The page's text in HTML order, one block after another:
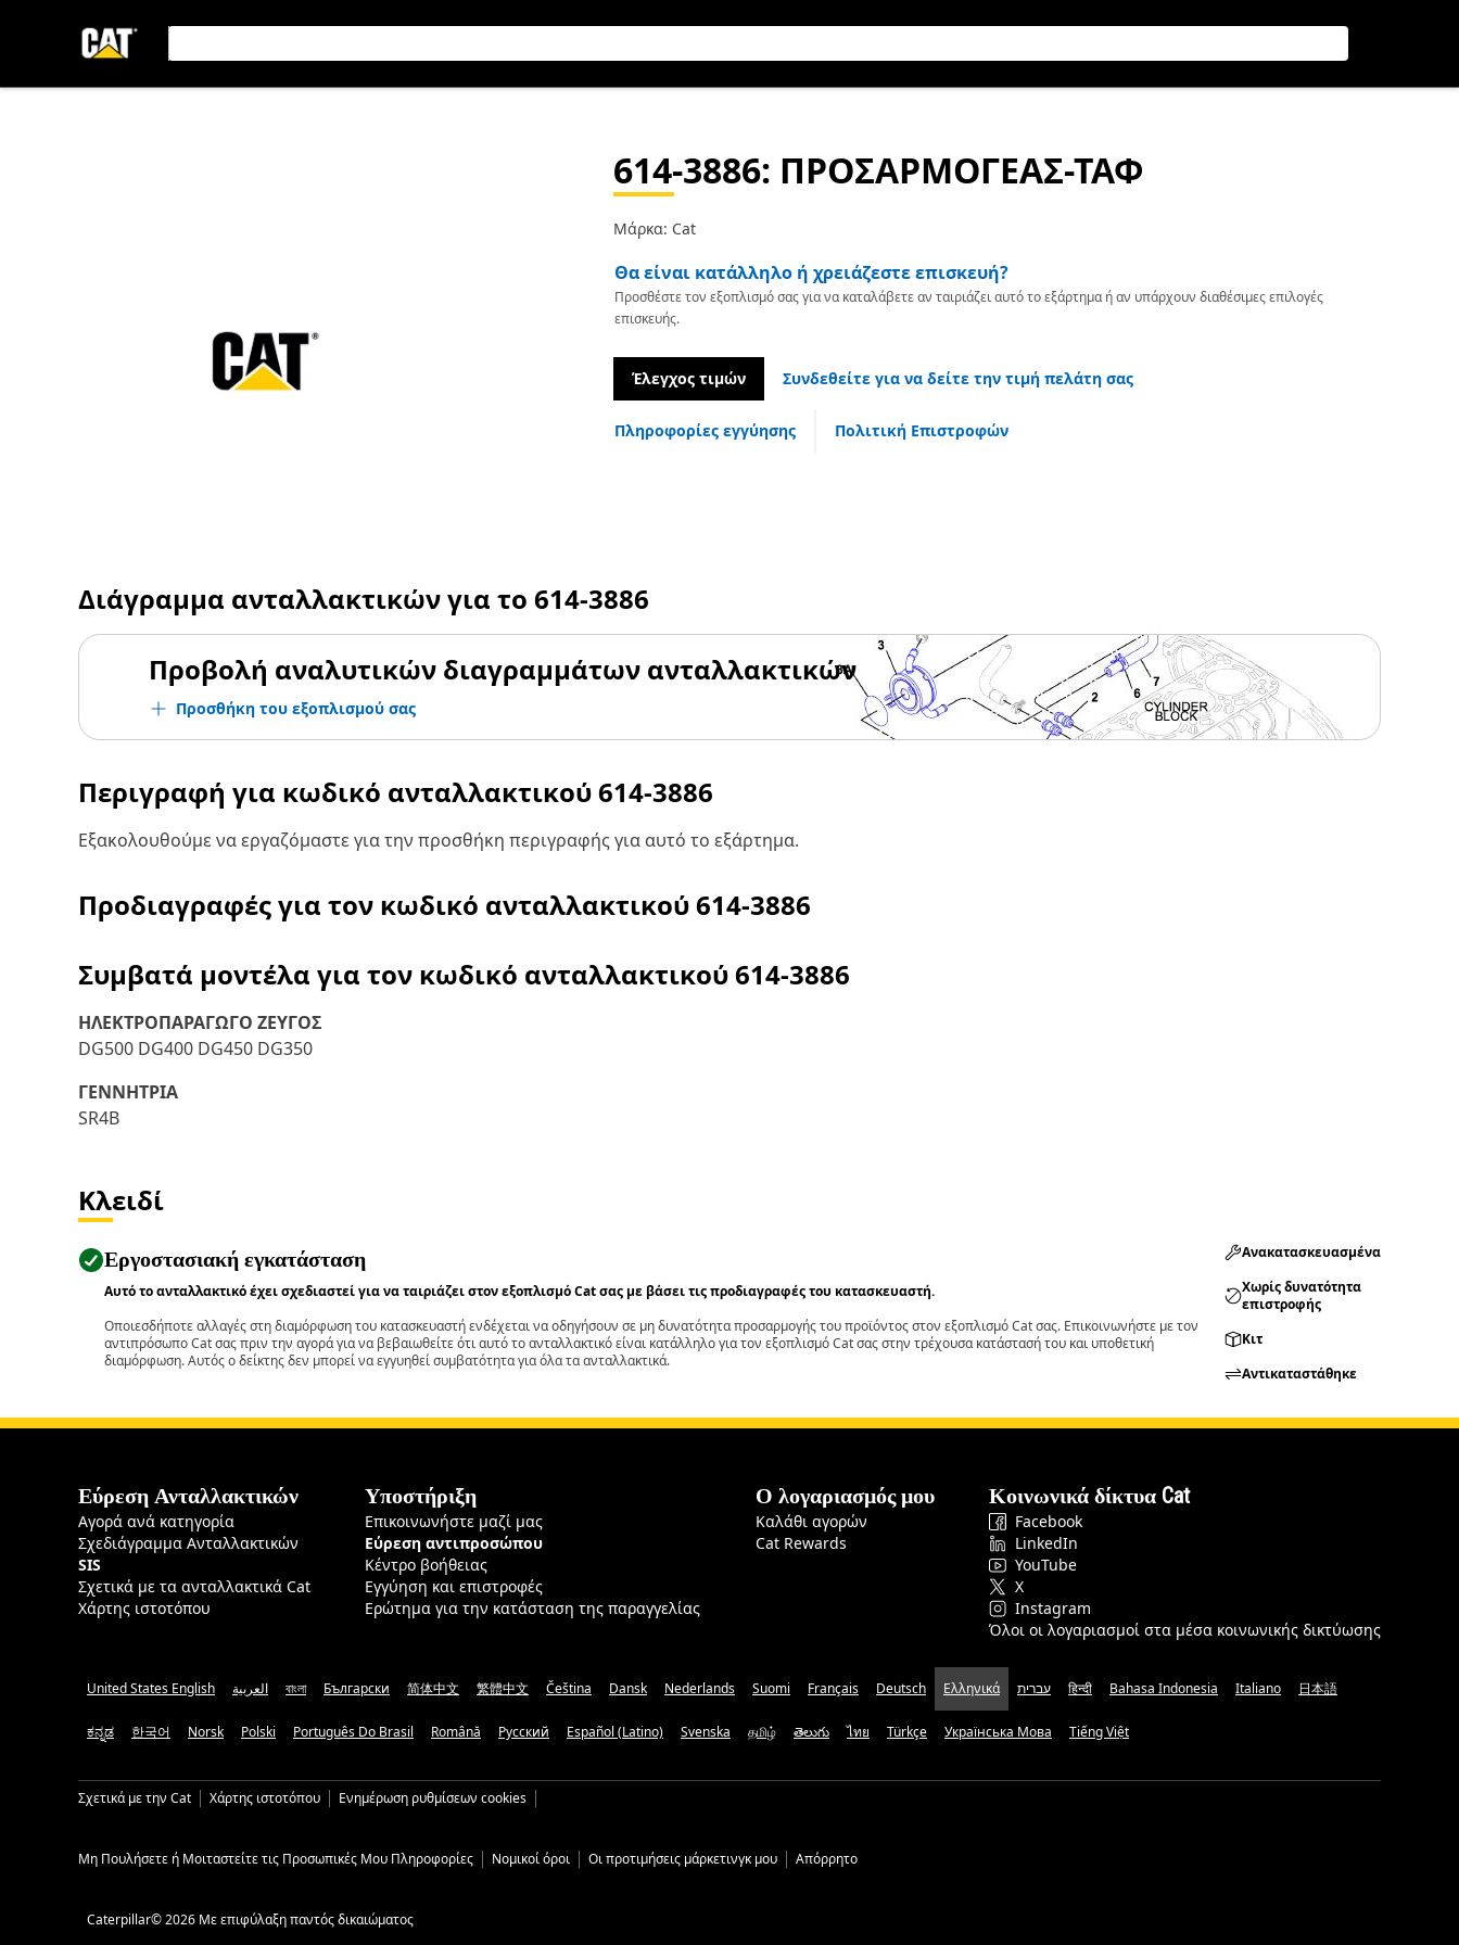
614-3886: ΠΡΟΣΑΡΜΟΓΕΑΣ-ΤΑΦ
Μάρκα: Cat
Θα είναι κατάλληλο ή χρειάζεστε επισκευή?
Προσθέστε τον εξοπλισμό σας για να καταλάβετε αν ταιριάζει αυτό το εξάρτημα ή αν υπάρχουν διαθέσιμες επιλογές
επισκευής.
Έλεγχος τιμών Συνδεθείτε για να δείτε την τιμή πελάτη σας
Πληροφορίες εγγύησης Πολιτική Επιστροφών
Διάγραμμα ανταλλακτικών για το 614-3886
Προβολή αναλυτικών διαγραμμάτων ανταλλακτικών
Προσθήκη του εξοπλισμού σας
Περιγραφή για κωδικό ανταλλακτικού614-3886
Εξακολουθούμε να εργαζόμαστε για την προσθήκη περιγραφής για αυτό το εξάρτημα.
Προδιαγραφές για τον κωδικό ανταλλακτικού614-3886
Συμβατά μοντέλα για τον κωδικό ανταλλακτικού614-3886
ΗΛΕΚΤΡΟΠΑΡΑΓΩΓΟ ΖΕΥΓΟΣ
DG500 DG400 DG450 DG350
ΓΕΝΝΗΤΡΙΑ
SR4B
Κλειδί
Εργοστασιακή εγκατάσταση
Αυτό το ανταλλακτικό έχει σχεδιαστεί για να ταιριάζει στον εξοπλισμό Cat σας με βάσει τις προδιαγραφές του κατασκευαστή.
Οποιεσδήποτε αλλαγές στη διαμόρφωση του κατασκευαστή ενδέχεται να οδηγήσουν σε μη δυνατότητα προσαρμογής του προϊόντος στον εξοπλισμό Cat σας. Επικοινωνήστε με τον
αντιπρόσωπο Cat σας πριν την αγορά για να βεβαιωθείτε ότι αυτό το ανταλλακτικό είναι κατάλληλο για τον εξοπλισμό Cat σας στην τρέχουσα κατάστασή του και υποθετική
διαμόρφωση. Αυτός ο δείκτης δεν μπορεί να εγγυηθεί συμβατότητα για όλα τα ανταλλακτικά.
Ανακατασκευασμένα
Χωρίς δυνατότητα
επιστροφής
Κιτ
Αντικαταστάθηκε
Εύρεση Ανταλλακτικών
Αγορά ανά κατηγορία
Σχεδιάγραμμα Ανταλλακτικών
SIS
Σχετικά με τα ανταλλακτικά Cat
Χάρτης ιστοτόπου
Υποστήριξη
Επικοινωνήστε μαζί μας
Εύρεση αντιπροσώπου
Κέντρο βοήθειας
Εγγύηση και επιστροφές
Ερώτημα για την κατάσταση της παραγγελίας
Ο λογαριασμός μου
Καλάθι αγορών
Cat Rewards
Κοινωνικά δίκτυα Cat
Facebook
LinkedIn
YouTube
X
Instagram
Όλοι οι λογαριασμοί στα μέσα κοινωνικής δικτύωσης
United States English العربية বাংলা Български 简体中文 繁體中文 Čeština Dansk Nederlands Suomi Français Deutsch Ελληνικά עברית हिन्दी Bahasa Indonesia Italiano 日本語
ಕನ್ನಡ 한국어 Norsk Polski Português Do Brasil Română Русский Español (Latino) Svenska தமிழ் తెలుగు ไทย Türkçe Українська Мова Tiếng Việt
Σχετικά με την Cat Χάρτης ιστοτόπου Ενημέρωση ρυθμίσεων cookies
Μη Πουλήσετε ή Μοιταστείτε τις Προσωπικές Μου Πληροφορίες Νομικοί όροι Οι προτιμήσεις μάρκετινγκ μου Απόρρητο
Caterpillar© 2026 Με επιφύλαξη παντός δικαιώματος